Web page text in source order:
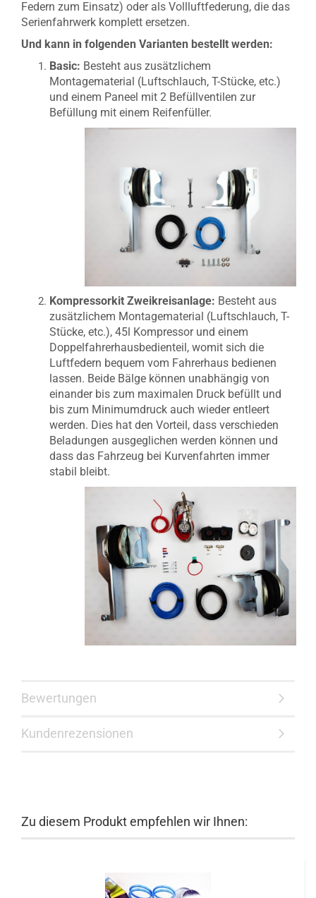
Federn zum Einsatz) oder als Vollluftfederung, die das
Serienfahrwerk komplett ersetzen.
Und kann in folgenden Varianten bestellt werden:
Basic: Besteht aus zusätzlichem
Montagematerial (Luftschlauch, T-Stücke, etc.)
und einem Paneel mit 2 Befüllventilen zur
Befüllung mit einem Reifenfüller.
Kompressorkit Zweikreisanlage: Besteht aus
zusätzlichem Montagematerial (Luftschlauch, T-
Stücke, etc.), 45l Kompressor und einem
Doppelfahrerhausbedienteil, womit sich die
Luftfedern bequem vom Fahrerhaus bedienen
lassen. Beide Bälge können unabhängig von
einander bis zum maximalen Druck befüllt und
bis zum Minimumdruck auch wieder entleert
werden. Dies hat den Vorteil, dass verschieden
Beladungen ausgeglichen werden können und
dass das Fahrzeug bei Kurvenfahrten immer
stabil bleibt.
Bewertungen
Kundenrezensionen
Zu diesem Produkt empfehlen wir Ihnen: